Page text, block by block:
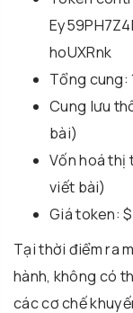
hoUXRnk
Tổng cung:
Cung lưu
bài)
Vốn hoá thị
viết bài)
Giá token:
Tại thời điểm ra
hành, không có
các cơ chế